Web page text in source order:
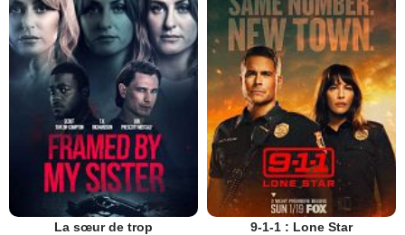
La sœur de trop 9-1-1 : Lone Star